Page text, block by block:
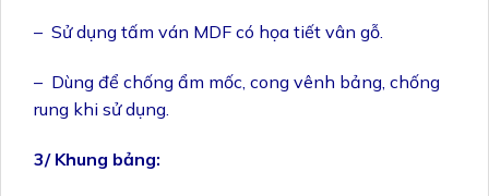
– Sử dụng tấm ván MDF có họa tiết vân gỗ.
– Dùng để chống ẩm mốc, cong vênh bảng, chống
rung khi sử dụng.
3/ Khung bảng: